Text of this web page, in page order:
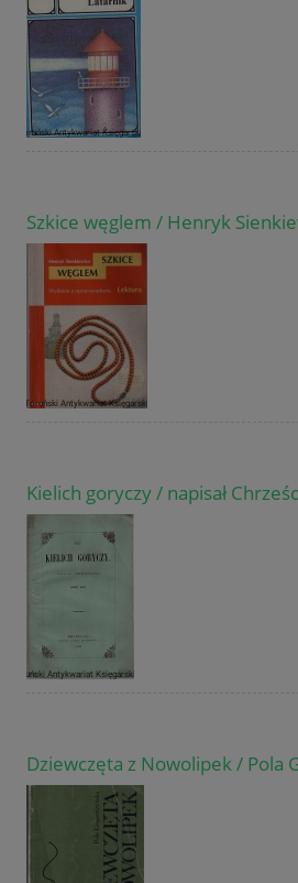
Szkice węglem / Henryk
Kielich goryczy / napisał
Dziewczęta z Nowolipek / Pola